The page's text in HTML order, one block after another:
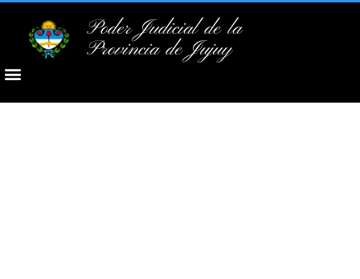
Poder Judicial de la
Provincia de Jujuy